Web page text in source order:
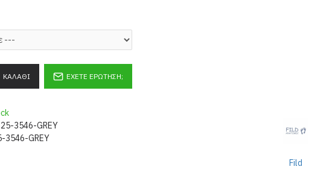
3546-GREY
3546-GREY
Fild
ΚΑΛΆΘΙ ΈΧΕΤΕ ΕΡΏΤΗΣΗ;